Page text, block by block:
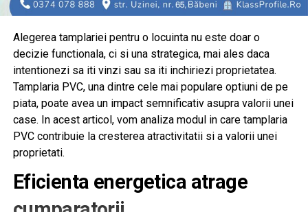
Alegerea tamplariei pentru o locuinta nu este doar o
decizie functionala, ci si una strategica, mai ales daca
intentionezi sa iti vinzi sau sa iti inchiriezi proprietatea.
Tamplaria PVC, una dintre cele mai populare optiuni de pe
piata, poate avea un impact semnificativ asupra valorii unei
case. In acest articol, vom analiza modul in care tamplaria
PVC contribuie la cresterea atractivitatii si a valorii unei
proprietati.
Eficienta energetica atrage